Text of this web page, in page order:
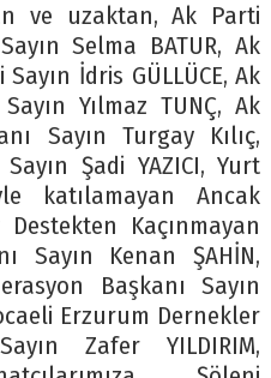
ve uzaktan, Ak Parti
Selma BATUR, Ak
İdris GÜLLÜCE, Ak
Yılmaz TUNÇ, Ak
Sayın Turgay Kılıç,
Şadi YAZICI, Yurt
katılamayan Ancak
Kaçınmayan
Sayın Kenan ŞAHİN,
Başkanı Sayın
Erzurum Dernekler
Zafer YILDIRIM,